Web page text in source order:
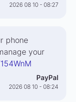
2026 08 10 - 08:27
phone
your
PayPal
2026 08 10 - 08:24